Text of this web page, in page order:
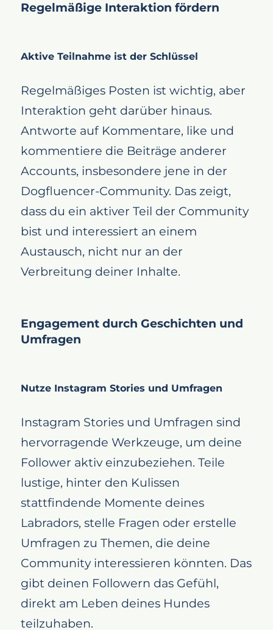
Regelmäßige Interaktion fördern
Aktive Teilnahme ist der Schlüssel
Regelmäßiges Posten ist wichtig, aber
Interaktion geht darüber hinaus.
Antworte auf Kommentare, like und
kommentiere die Beiträge anderer
Accounts, insbesondere jene in der
Dogfluencer-Community. Das zeigt,
dass du ein aktiver Teil der Community
bist und interessiert an einem
Austausch, nicht nur an der
Verbreitung deiner Inhalte.
Engagement durch Geschichten und
Umfragen
Nutze Instagram Stories und Umfragen
Instagram Stories und Umfragen sind
hervorragende Werkzeuge, um deine
Follower aktiv einzubeziehen. Teile
lustige, hinter den Kulissen
stattfindende Momente deines
Labradors, stelle Fragen oder erstelle
Umfragen zu Themen, die deine
Community interessieren könnten. Das
gibt deinen Followern das Gefühl,
direkt am Leben deines Hundes
teilzuhaben.